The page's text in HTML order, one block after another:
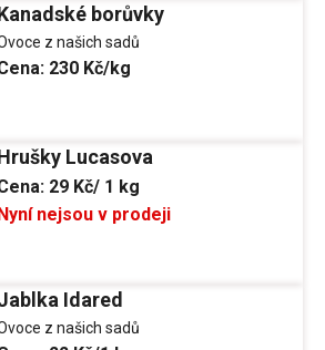
borůvky
z našich sadů
230 Kč/kg
Lucasova
29 Kč/ 1 kg
nejsou v prodeji
Idared
z našich sadů